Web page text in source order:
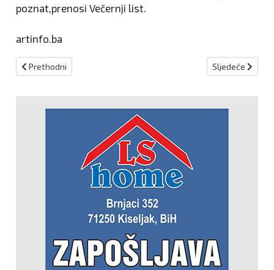
poznat,prenosi Večernji list.
artinfo.ba
Prethodni članak: Smrtno stradao radnik u Lukavcu
Prethodni Sljedeći
Sljedeće